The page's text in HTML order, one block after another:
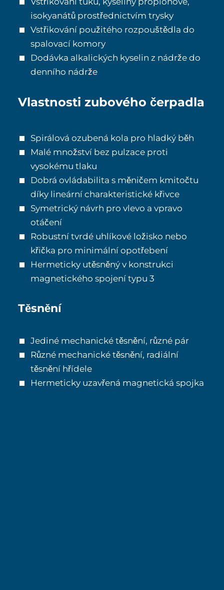
isokyanátů prostřednictvím trysky
Vstřikování použitého rozpouštědla do
spalovací komory
Dodávka alkalických kyselin z nádrže do
denního nádrže
Vlastnosti zubového čerpadla
Spirálová ozubená kola pro hladký běh
Malé množství bez pulzace proti
vysokému tlaku
Dobrá ovládabilita s měničem kmitočtu
díky lineární charakteristické křivce
Symetrický návrh pro vlevo a vpravo
otáčení
Robustní tvrdé uhlíkové ložisko nebo
křička pro minimální opotřebení
Hermeticky utěsněný v konstrukci
magnetického spojení typu 3
Těsnění
Jediné mechanické těsnění, různé pár
Různé mechanické těsnění, radiální
těsnění hřídele
Hermeticky uzavřená magnetická spojka